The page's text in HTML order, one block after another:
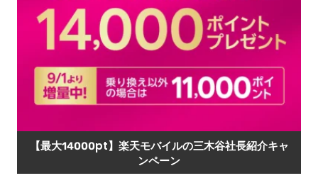
【最大14000pt】楽天モバイルの三木谷社長紹介キャ
ンペーン